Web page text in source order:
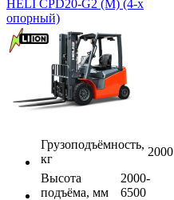
HELI CPD20-G2 (M) (4-х
опорный)
Грузоподъёмность,
кг
2000
Высота
подъёма, мм
2000-
6500